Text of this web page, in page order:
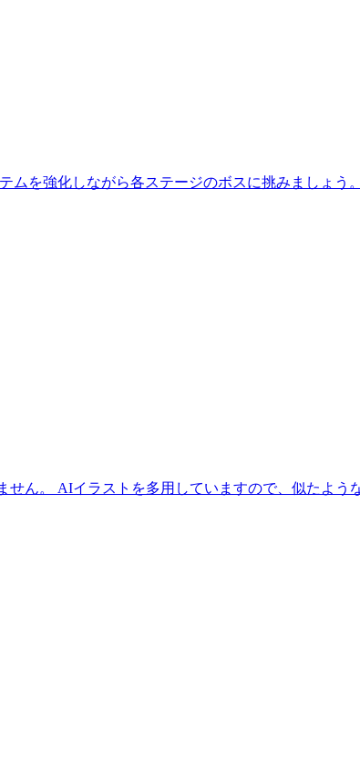
ムを強化しながら各ステージのボスに挑みましょう
ん。 AIイラストを多用していますので、似たよ